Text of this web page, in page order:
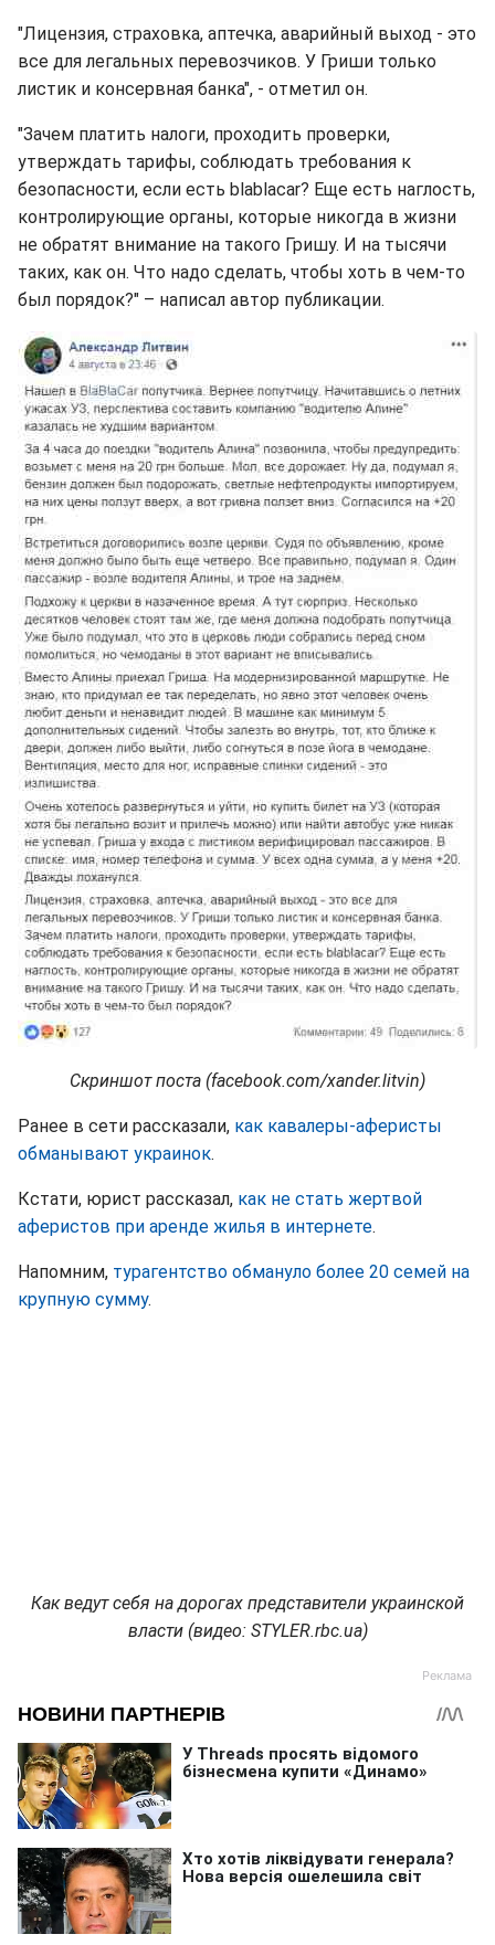
"Лицензия, страховка, аптечка, аварийный выход - это
все для легальных перевозчиков. У Гриши только
листик и консервная банка", - отметил он.
"Зачем платить налоги, проходить проверки,
утверждать тарифы, соблюдать требования к
безопасности, если есть blablacar? Еще есть наглость,
контролирующие органы, которые никогда в жизни
не обратят внимание на такого Гришу. И на тысячи
таких, как он. Что надо сделать, чтобы хоть в чем-то
был порядок?" – написал автор публикации.
Скриншот поста (facebook.com/xander.litvin)
Ранее в сети рассказали, как кавалеры-аферисты
обманывают украинок.
Кстати, юрист рассказал, как не стать жертвой
аферистов при аренде жилья в интернете.
Напомним, турагентство обмануло более 20 семей на
крупную сумму.
Как ведут себя на дорогах представители украинской
власти (видео: STYLER.rbc.ua)